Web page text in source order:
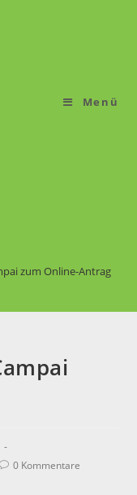
Menü
zum Online-Antrag
0 Kommentare